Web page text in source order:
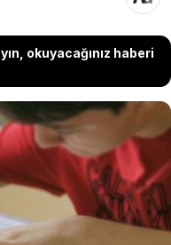
okuyacağınız haberi
beslenme paketi
günü su ve
destek sağlanacak.
başvuru sırasında
kapsarken paketlerin